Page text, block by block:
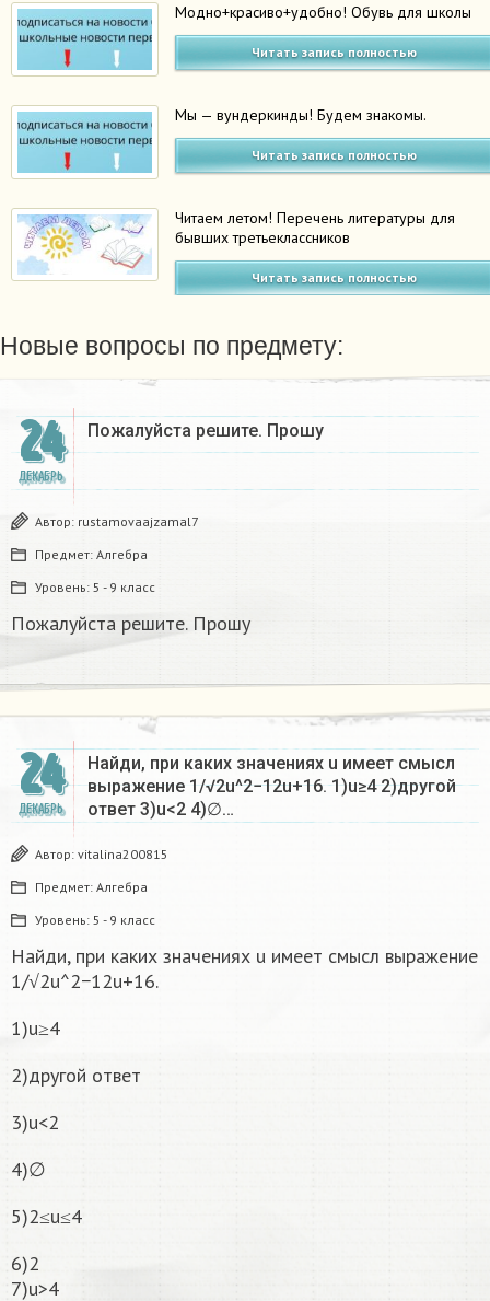
Модно+красиво+удобно! Обувь для школы
Читать запись полностью
Мы — вундеркинды! Будем знакомы.
Читать запись полностью
Читаем летом! Перечень литературы для
бывших третьеклассников
Читать запись полностью
Новые вопросы по предмету:
24
ДЕКАБРЬ
Пожалуйста решите. Прошу
Автор: rustamovaajzamal7
Предмет: Алгебра
Уровень: 5 - 9 класс
Пожалуйста решите. Прошу
24
ДЕКАБРЬ
Найди, при каких значениях u имеет смысл
выражение 1/√2u^2−12u+16. 1)u≥4 2)другой
ответ 3)u<2 4)∅…
Автор: vitalina200815
Предмет: Алгебра
Уровень: 5 - 9 класс
Найди, при каких значениях u имеет смысл выражение
1/√2u^2−12u+16.
1)u≥4
2)другой ответ
3)u<2
4)∅
5)2≤u≤4
6)2
7)u>4